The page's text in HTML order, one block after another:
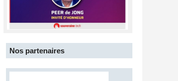
Nos partenaires